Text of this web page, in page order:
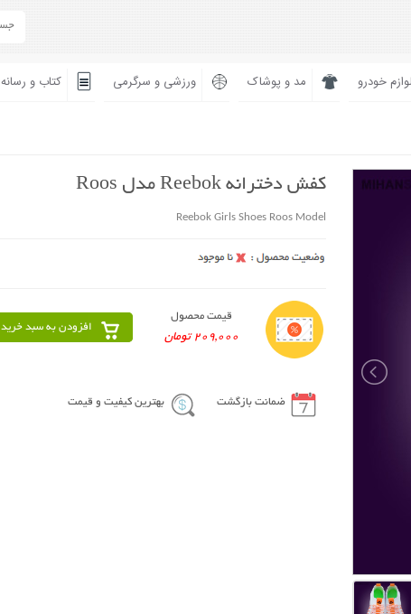
لوازم خودرو مد و پوشاک ورزشی و سرگرمی کتاب و رسانه
کفش دخترانه Reebok مدل Roos
Reebok Girls Shoes Roos Model
قیمت محصول
209,000 تومان
افزودن به سبد خرید
ضمانت بازگشت بهترین کیفیت و قیمت